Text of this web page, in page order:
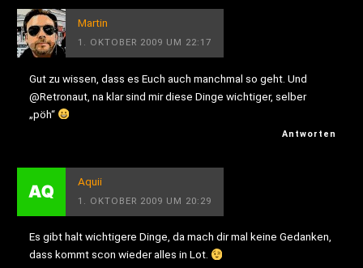
Martin
1. OKTOBER 2009 UM 22:17
Gut zu wissen, dass es Euch auch manchmal so geht. Und
@Retronaut, na klar sind mir diese Dinge wichtiger, selber
„pöh“
Antworten
Aquii
1. OKTOBER 2009 UM 20:29
Es gibt halt wichtigere Dinge, da mach dir mal keine Gedanken,
dass kommt scon wieder alles in Lot.